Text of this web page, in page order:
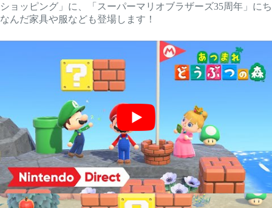
ショッピング」に、「スーパーマリオブラザーズ35周年」にち
なんだ家具や服なども登場します！